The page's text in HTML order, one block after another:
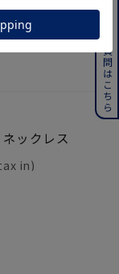
ックレス
よくある質問はこちら